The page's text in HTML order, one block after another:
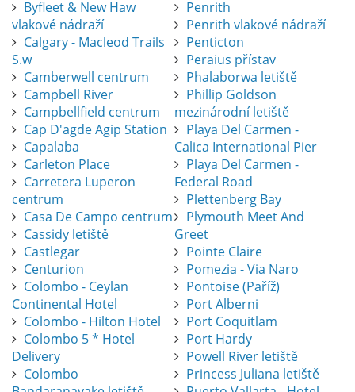
Byfleet & New Haw
vlakové nádraží
Calgary - Macleod Trails
S.w
Camberwell centrum
Campbell River
Campbellfield centrum
Cap D'agde Agip Station
Capalaba
Carleton Place
Carretera Luperon
centrum
Casa De Campo centrum
Cassidy letiště
Castlegar
Centurion
Colombo - Ceylan
Continental Hotel
Colombo - Hilton Hotel
Colombo 5 * Hotel
Delivery
Colombo
Penrith
Penrith vlakové nádraží
Penticton
Peraius přístav
Phalaborwa letiště
Phillip Goldson
mezinárodní letiště
Playa Del Carmen -
Calica International Pier
Playa Del Carmen -
Federal Road
Plettenberg Bay
Plymouth Meet And
Greet
Pointe Claire
Pomezia - Via Naro
Pontoise (Paříž)
Port Alberni
Port Coquitlam
Port Hardy
Powell River letiště
Princess Juliana letiště